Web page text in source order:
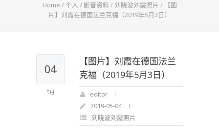
Home /个人 / 影音资料/刘晓波刘霞照片 /
【图
片】刘霞在德国法兰克福（2019年5月3日）
04
5月
【图片】刘霞在德国法兰
克福（2019年5月3日）
editor
2019-05-04
刘晓波刘霞照片